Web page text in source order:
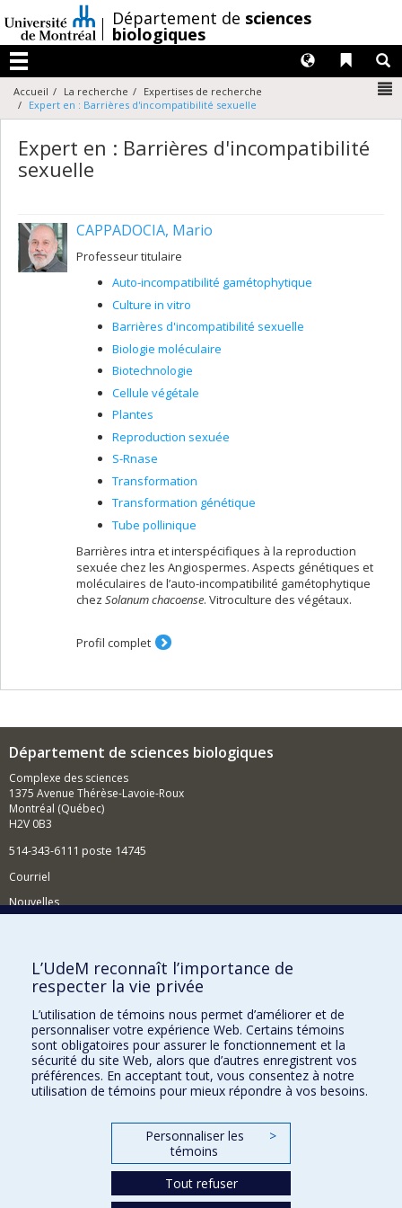
au
contenu
/Département de sciences
biologiques
Menu
Liens
Langues
Accueil La recherche
Expertises de recherche
Expert en : Barrières d'incompatibilité sexuelle
Expert en : Barrières d'incompatibilité
sexuelle
CAPPADOCIA, Mario
Professeur titulaire
Auto-incompatibilité gamétophytique
Culture in vitro
Barrières d'incompatibilité sexuelle
Biologie moléculaire
Biotechnologie
Cellule végétale
Plantes
Reproduction sexuée
S-Rnase
Transformation
Transformation génétique
Tube pollinique
Barrières intra et interspécifiques à la reproduction
sexuée chez les Angiospermes. Aspects génétiques et
moléculaires de l’auto-incompatibilité gamétophytique
chez Solanum chacoense. Vitroculture des végétaux.
Profil complet
Département de sciences biologiques
Complexe des sciences
1375 Avenue Thérèse-Lavoie-Roux
Montréal (Québec)
H2V 0B3
514-343-6111 poste 14745
Courriel
Nouvelles
Comment soutenir le Département?
BESOIN D'AIDE?
Plan du site
Signaler une erreur
Accessibilité
FACULTÉ DES ARTS ET DES SCIENCES
Nos départements et écoles
L’UdeM reconnaît l’importance de
respecter la vie privée
L’utilisation de témoins nous permet d’améliorer et de
personnaliser votre expérience Web. Certains témoins
sont obligatoires pour assurer le fonctionnement et la
sécurité du site Web, alors que d’autres enregistrent vos
préférences. En acceptant tout, vous consentez à notre
utilisation de témoins pour mieux répondre à vos besoins.
Personnaliser les
témoins
>
Tout refuser